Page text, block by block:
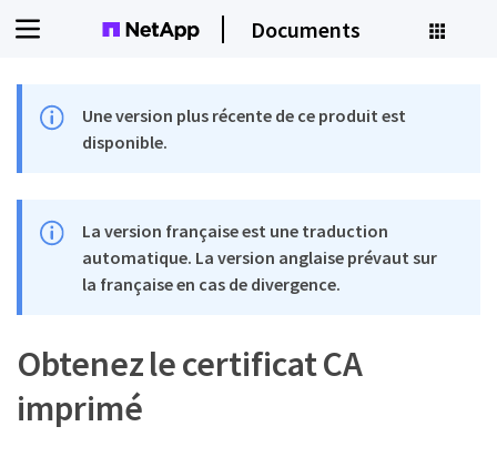
Documents
Une version plus récente de ce produit est
disponible.
La version française est une traduction
automatique. La version anglaise prévaut sur
la française en cas de divergence.
Obtenez le certificat CA
imprimé